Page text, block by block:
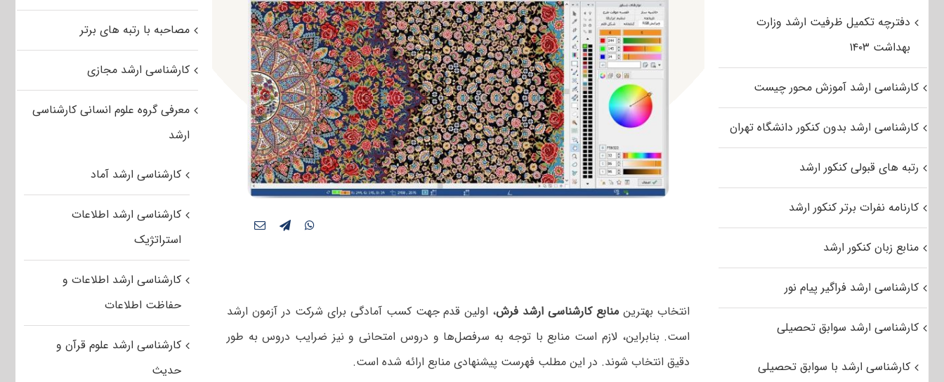
انتخاب بهترین منابع کارشناسی ارشد فرش، اولین قدم جهت کسب آمادگی برای شرکت در آزمون ارشد
است. بنابراین، لازم است منابع با توجه به سرفصل‌ها و دروس امتحانی و نیز ضرایب دروس به طور
دقیق انتخاب شوند. در این مطلب فهرست پیشنهادی منابع ارائه شده است.
مصاحبه با رتبه های برتر
کارشناسی ارشد مجازی
معرفی گروه علوم انسانی کارشناسی
ارشد
کارشناسی ارشد آماد
کارشناسی ارشد اطلاعات
استراتژیک
کارشناسی ارشد اطلاعات و
حفاظت اطلاعات
کارشناسی ارشد علوم قرآن و
حدیث
دفترچه تکمیل ظرفیت ارشد وزارت
بهداشت ۱۴۰۳
کارشناسی ارشد آموزش محور چیست
کارشناسی ارشد بدون کنکور دانشگاه تهران
رتبه های قبولی کنکور ارشد
کارنامه نفرات برتر کنکور ارشد
منابع زبان کنکور ارشد
کارشناسی ارشد فراگیر پیام نور
کارشناسی ارشد سوابق تحصیلی
کارشناسی ارشد با سوابق تحصیلی